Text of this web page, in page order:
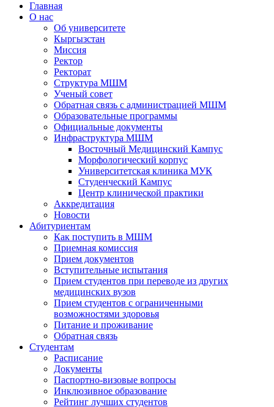
Главная
О нас
Об университете
Кыргызстан
Миссия
Ректор
Ректорат
Структура МШМ
Ученый совет
Обратная связь с администрацией МШМ
Образовательные программы
Официальные документы
Инфраструктура МШМ
Восточный Медицинский Кампус
Морфологический корпус
Университетская клиника МУК
Студенческий Кампус
Центр клинической практики
Аккредитация
Новости
Абитуриентам
Как поступить в МШМ
Приемная комиссия
Прием документов
Вступительные испытания
Прием студентов при переводе из других
медицинских вузов
Прием студентов с ограниченными
возможностями здоровья
Питание и проживание
Обратная связь
Студентам
Расписание
Документы
Паспортно-визовые вопросы
Инклюзивное образование
Рейтинг лучших студентов